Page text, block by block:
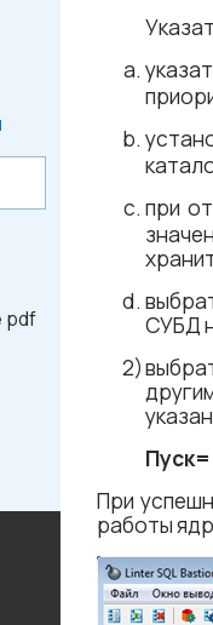
pdf
при
СУБД
При
работы